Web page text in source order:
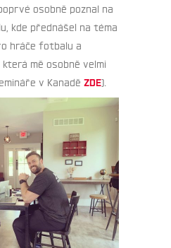
osobně poznal na
kde přednášel na téma
hráče fotbalu a
mě osobně velmi
v Kanadě ZDE).